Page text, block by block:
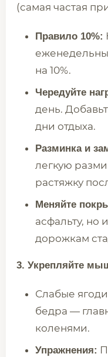
(самая частая
Правило 10%:
на 10%.
Чередуйте
день.
дни отдыха.
Разминка и
легкую
растяжку
Меняйте
асфальту, но
дорожкам
3. Укрепляйте
Слабые
бедра —
коленями.
Упражнения: